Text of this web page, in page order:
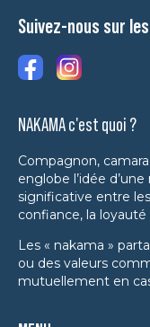
Suivez-nous sur
NAKAMA c'est quoi ?
Compagnon,
englobe l’idée
significative entre
confiance, la loyauté
Les « nakama »
ou des valeurs
mutuellement en